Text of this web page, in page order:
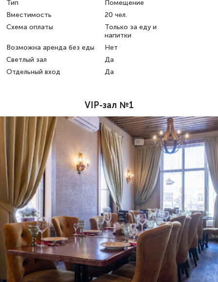
Тип
Помещение
Вместимость
20 чел.
Схема оплаты
Только за еду и
напитки
Возможна аренда без еды
Нет
Светлый зал
Да
Отдельный вход
Да
VIP-зал №1